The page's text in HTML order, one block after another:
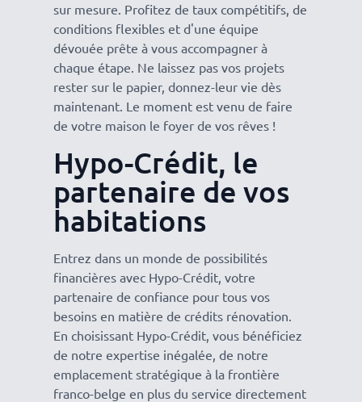
sur mesure. Profitez de taux compétitifs, de
conditions flexibles et d'une équipe
dévouée prête à vous accompagner à
chaque étape. Ne laissez pas vos projets
rester sur le papier, donnez-leur vie dès
maintenant. Le moment est venu de faire
de votre maison le foyer de vos rêves !
Hypo-Crédit, le
partenaire de vos
habitations
Entrez dans un monde de possibilités
financières avec Hypo-Crédit, votre
partenaire de confiance pour tous vos
besoins en matière de crédits rénovation.
En choisissant Hypo-Crédit, vous bénéficiez
de notre expertise inégalée, de notre
emplacement stratégique à la frontière
franco-belge en plus du service directement